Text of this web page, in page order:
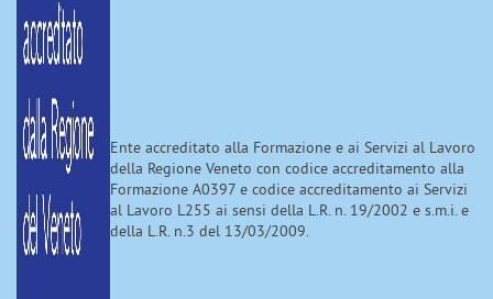
Ente accreditato alla Formazione e ai Servizi al Lavoro
della Regione Veneto con codice accreditamento alla
Formazione A0397 e codice accreditamento ai Servizi
al Lavoro L255 ai sensi della L.R. n. 19/2002 e s.m.i. e
della L.R. n.3 del 13/03/2009.